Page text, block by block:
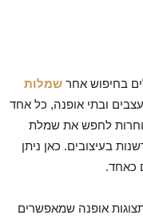
בחיפוש אחר שמלות
ובתי אופנה, כל אחד
לחפש את שמלת
בעיצובים. כאן ניתן
כאחד.
אופנה שמאפשרים